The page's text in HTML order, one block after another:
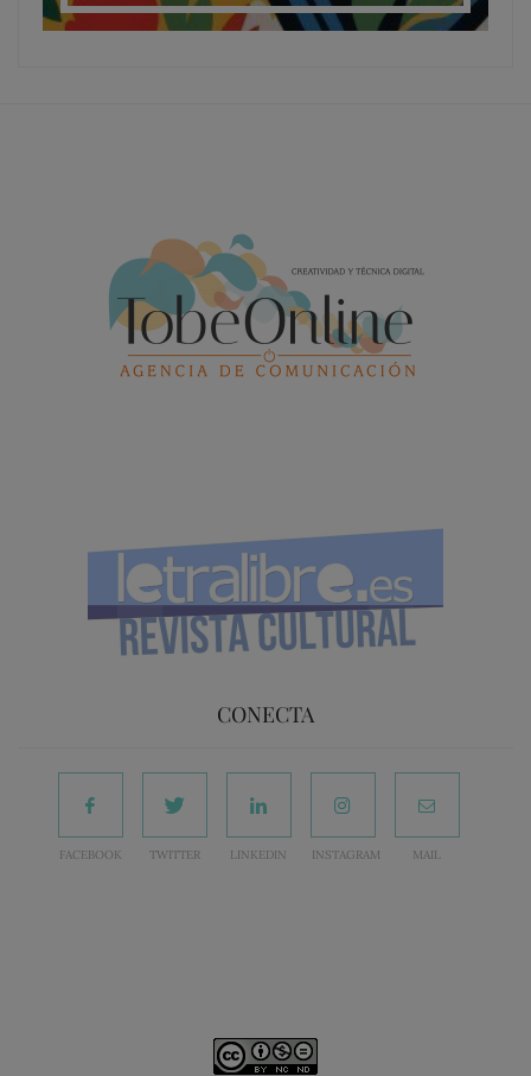
CONECTA
FACEBOOK TWITTER LINKEDIN INSTAGRAM MAIL